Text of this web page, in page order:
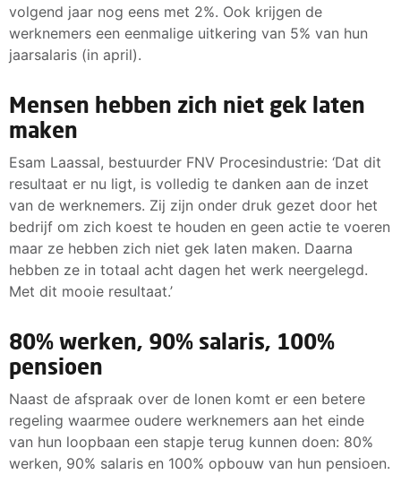
volgend jaar nog eens met 2%. Ook krijgen de
werknemers een eenmalige uitkering van 5% van hun
jaarsalaris (in april).
Mensen hebben zich niet gek laten
maken
Esam Laassal, bestuurder FNV Procesindustrie: ‘Dat dit
resultaat er nu ligt, is volledig te danken aan de inzet
van de werknemers. Zij zijn onder druk gezet door het
bedrijf om zich koest te houden en geen actie te voeren
maar ze hebben zich niet gek laten maken. Daarna
hebben ze in totaal acht dagen het werk neergelegd.
Met dit mooie resultaat.’
80% werken, 90% salaris, 100%
pensioen
Naast de afspraak over de lonen komt er een betere
regeling waarmee oudere werknemers aan het einde
van hun loopbaan een stapje terug kunnen doen: 80%
werken, 90% salaris en 100% opbouw van hun pensioen.